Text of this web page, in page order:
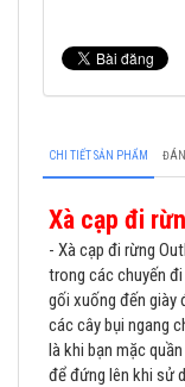
CHI TIẾT SẢN PHẨM
Xà cạp đi
- Xà cạp đi rừng
trong các chuyến
gối xuống đến giày
các cây bụi ngang
là khi bạn mặc
để đứng lên khi sử